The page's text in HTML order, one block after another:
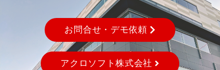
お問合せ・デモ依頼
アクロソフト株式会社